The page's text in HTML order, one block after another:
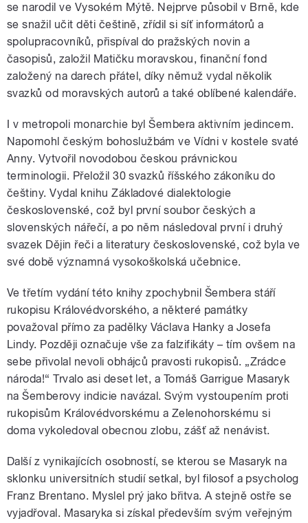
se narodil ve Vysokém Mýtě. Nejprve působil v Brně, kde
se snažil učit děti češtině, zřídil si síť informátorů a
spolupracovníků, přispíval do pražských novin a
časopisů, založil Matičku moravskou, finanční fond
založený na darech přátel, díky němuž vydal několik
svazků od moravských autorů a také oblíbené kalendáře.
I v metropoli monarchie byl Šembera aktivním jedincem.
Napomohl českým bohoslužbám ve Vídni v kostele svaté
Anny. Vytvořil novodobou českou právnickou
terminologii. Přeložil 30 svazků říšského zákoníku do
češtiny. Vydal knihu Základové dialektologie
československé, což byl první soubor českých a
slovenských nářečí, a po něm následoval první i druhý
svazek Dějin řeči a literatury československé, což byla ve
své době významná vysokoškolská učebnice.
Ve třetím vydání této knihy zpochybnil Šembera stáří
rukopisu Královédvorského, a některé památky
považoval přímo za padělky Václava Hanky a Josefa
Lindy. Později označuje vše za falzifikáty – tím ovšem na
sebe přivolal nevoli obhájců pravosti rukopisů. „Zrádce
národa!“ Trvalo asi deset let, a Tomáš Garrigue Masaryk
na Šemberovy indicie navázal. Svým vystoupením proti
rukopisům Královédvorskému a Zelenohorskému si
doma vykoledoval obecnou zlobu, zášť až nenávist.
Další z vynikajících osobností, se kterou se Masaryk na
sklonku universitních studií setkal, byl filosof a psycholog
Franz Brentano. Myslel prý jako břitva. A stejně ostře se
vyjadřoval. Masaryka si získal především svým veřejným